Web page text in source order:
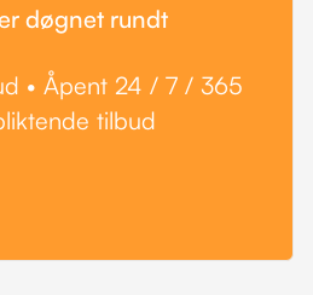
døgnet rundt
• Åpent 24 / 7 / 365
tilbud